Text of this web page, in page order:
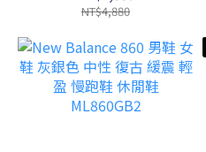
UWRPDSCB
NT$4,880